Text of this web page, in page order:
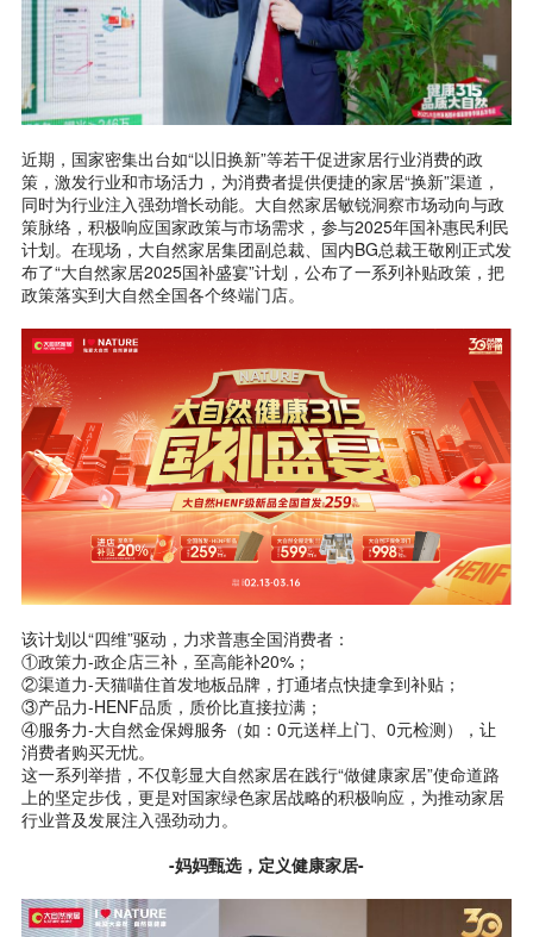
近期，国家密集出台如“以旧换新”等若干促进家居行业消费的政
策，激发行业和市场活力，为消费者提供便捷的家居“换新”渠道，
同时为行业注入强劲增长动能。大自然家居敏锐洞察市场动向与政
策脉络，积极响应国家政策与市场需求，参与2025年国补惠民利民
计划。在现场，大自然家居集团副总裁、国内BG总裁王敬刚正式发
布了“大自然家居2025国补盛宴”计划，公布了一系列补贴政策，把
政策落实到大自然全国各个终端门店。
该计划以“四维”驱动，力求普惠全国消费者：
①政策力-政企店三补，至高能补20%；
②渠道力-天猫喵住首发地板品牌，打通堵点快捷拿到补贴；
③产品力-HENF品质，质价比直接拉满；
④服务力-大自然金保姆服务（如：0元送样上门、0元检测），让
消费者购买无忧。
这一系列举措，不仅彰显大自然家居在践行“做健康家居”使命道路
上的坚定步伐，更是对国家绿色家居战略的积极响应，为推动家居
行业普及发展注入强劲动力。
-妈妈甄选，定义健康家居-